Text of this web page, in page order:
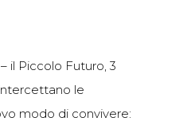
il Piccolo Futuro, 3
le
modo di convivere: